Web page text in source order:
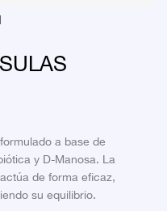
a base de
y D-Manosa. La
de forma eficaz,
su equilibrio.